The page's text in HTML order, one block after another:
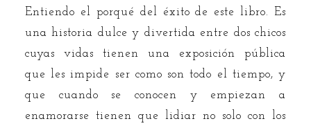
Entiendo el porqué del éxito de este libro. Es
una historia dulce y divertida entre dos chicos
cuyas vidas tienen una exposición pública
que les impide ser como son todo el tiempo, y
que cuando se conocen y empiezan a
enamorarse tienen que lidiar no solo con los